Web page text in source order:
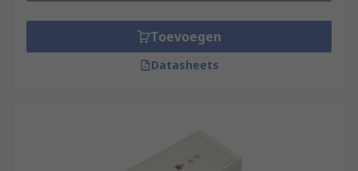
Toevoegen
Datasheets